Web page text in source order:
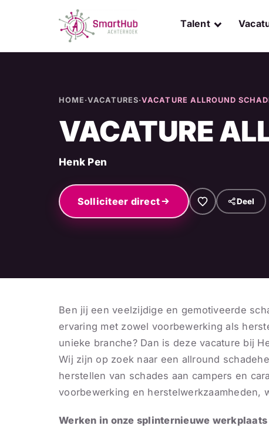
Talent
HOME ·VACATURES·VACATURE ALLROUND
VACATURE
Henk Pen
Solliciteer direct Deel
Ben jij een veelzijdige en gemotiveerde
ervaring met zowel voorbewerking als
unieke branche? Dan is deze vacature bij
Wij zijn op zoek naar een allround
herstellen van schades aan campers en
voorbewerking en herstelwerkzaamheden,
Werken in onze splinternieuwe werkplaats